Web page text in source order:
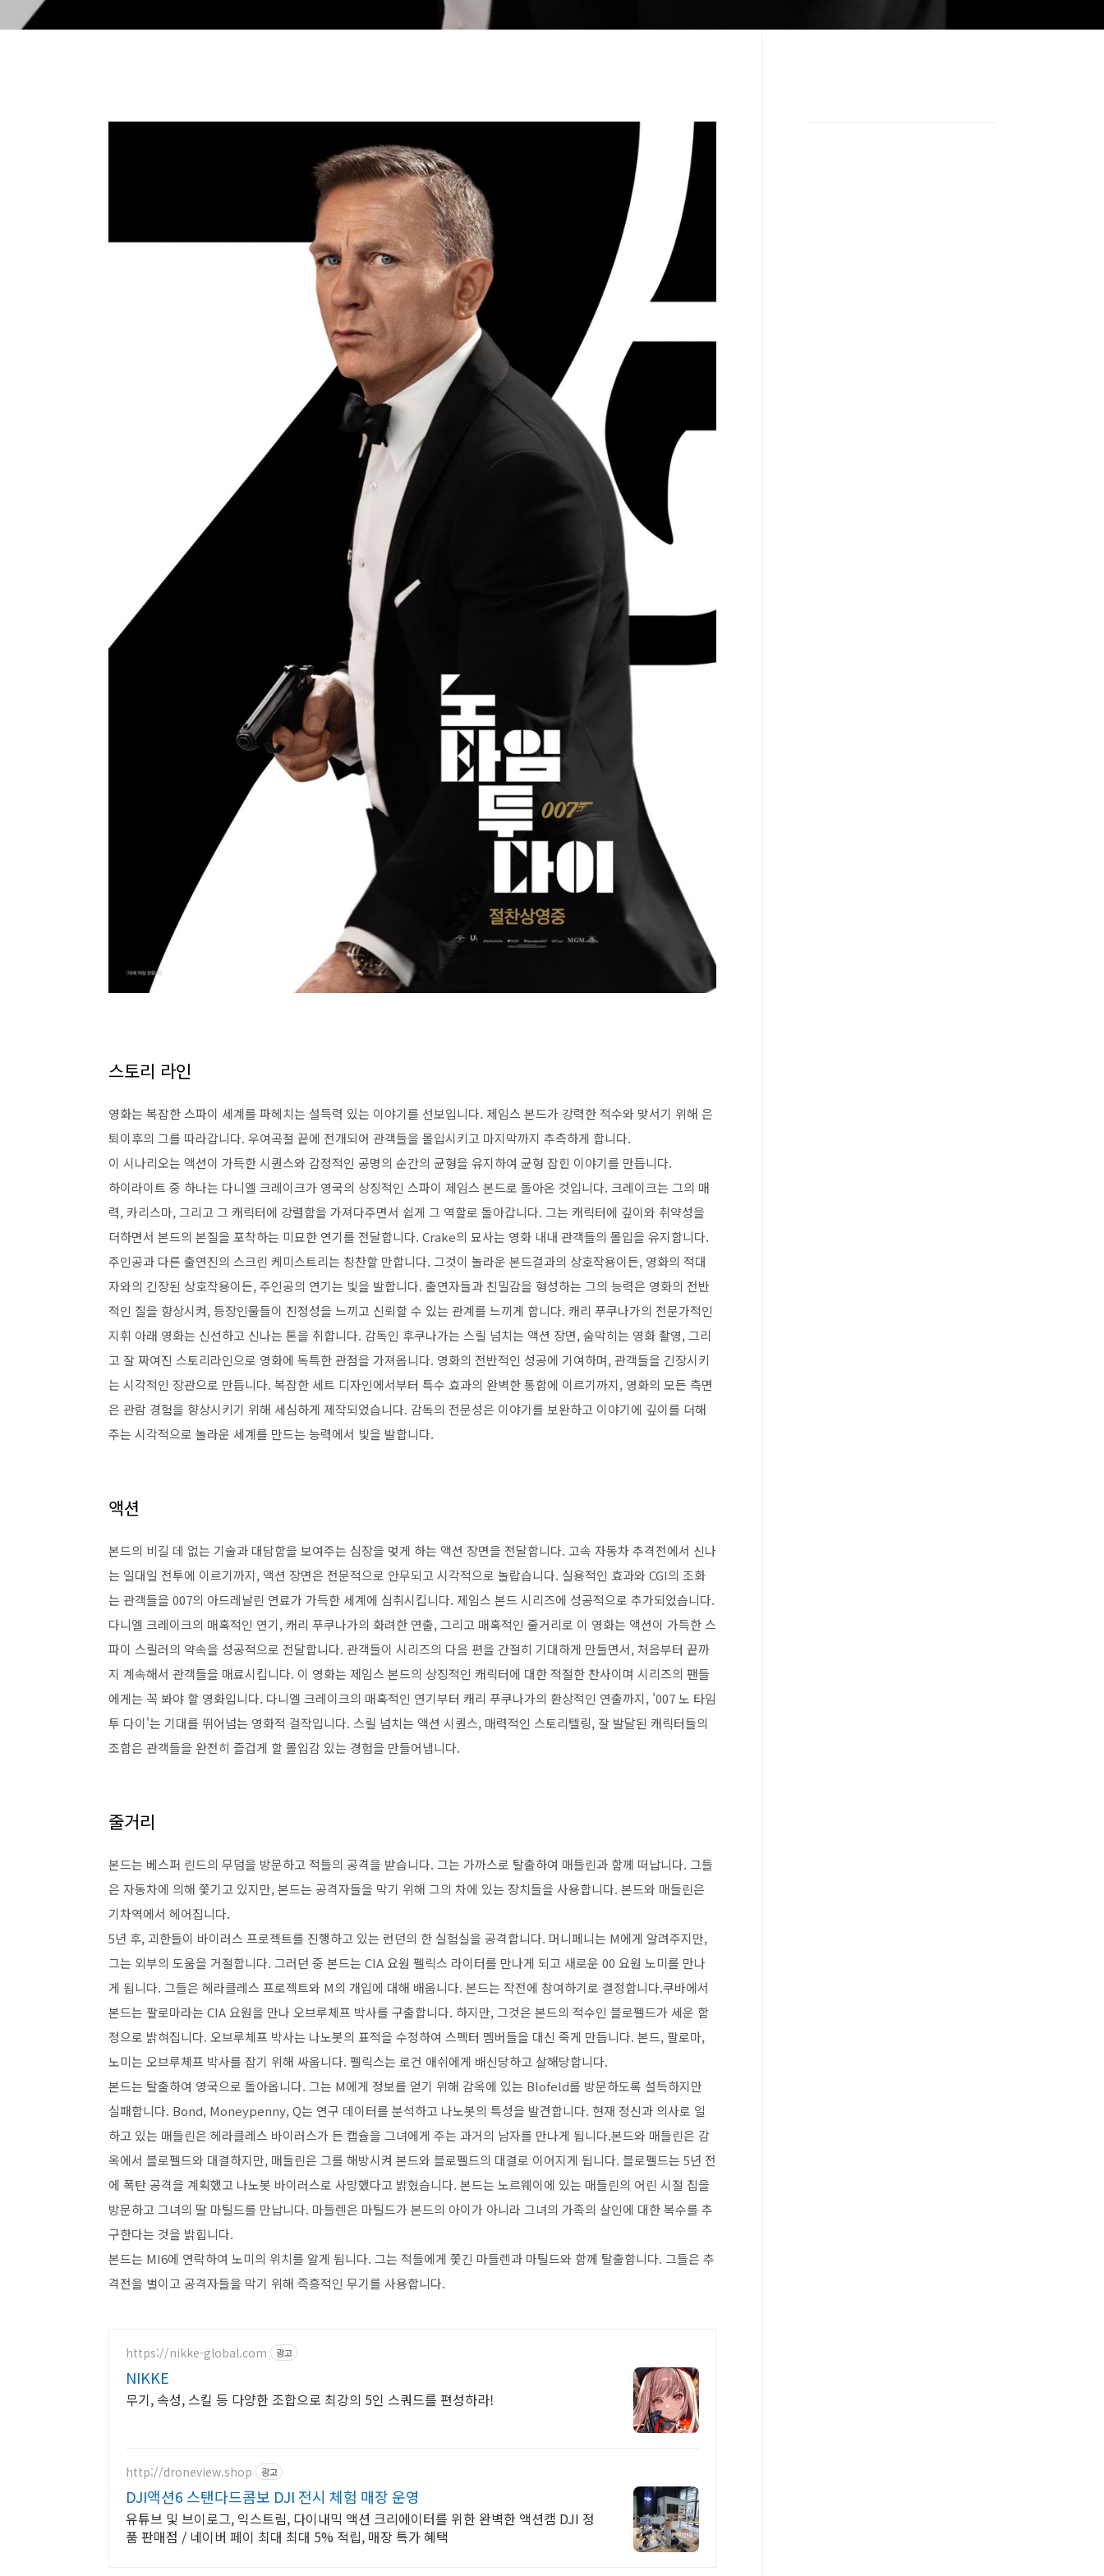
스토리 라인
영화는 복잡한 스파이 세계를 파헤치는 설득력 있는 이야기를 선보입니다. 제임스 본드가 강력한 적수와 맞서기 위해 은
퇴이후의 그를 따라갑니다. 우여곡절 끝에 전개되어 관객들을 몰입시키고 마지막까지 추측하게 합니다.
이 시나리오는 액션이 가득한 시퀀스와 감정적인 공명의 순간의 균형을 유지하여 균형 잡힌 이야기를 만듭니다.
하이라이트 중 하나는 다니엘 크레이크가 영국의 상징적인 스파이 제임스 본드로 돌아온 것입니다. 크레이크는 그의 매
력, 카리스마, 그리고 그 캐릭터에 강렬함을 가져다주면서 쉽게 그 역할로 돌아갑니다. 그는 캐릭터에 깊이와 취약성을
더하면서 본드의 본질을 포착하는 미묘한 연기를 전달합니다. Crake의 묘사는 영화 내내 관객들의 몰입을 유지합니다.
주인공과 다른 출연진의 스크린 케미스트리는 칭찬할 만합니다. 그것이 놀라운 본드걸과의 상호작용이든, 영화의 적대
자와의 긴장된 상호작용이든, 주인공의 연기는 빛을 발합니다. 출연자들과 친밀감을 형성하는 그의 능력은 영화의 전반
적인 질을 향상시켜, 등장인물들이 진정성을 느끼고 신뢰할 수 있는 관계를 느끼게 합니다. 캐리 푸쿠나가의 전문가적인
지휘 아래 영화는 신선하고 신나는 톤을 취합니다. 감독인 후쿠나가는 스릴 넘치는 액션 장면, 숨막히는 영화 촬영, 그리
고 잘 짜여진 스토리라인으로 영화에 독특한 관점을 가져옵니다. 영화의 전반적인 성공에 기여하며, 관객들을 긴장시키
는 시각적인 장관으로 만듭니다. 복잡한 세트 디자인에서부터 특수 효과의 완벽한 통합에 이르기까지, 영화의 모든 측면
은 관람 경험을 향상시키기 위해 세심하게 제작되었습니다. 감독의 전문성은 이야기를 보완하고 이야기에 깊이를 더해
주는 시각적으로 놀라운 세계를 만드는 능력에서 빛을 발합니다.
액션
본드의 비길 데 없는 기술과 대담함을 보여주는 심장을 멎게 하는 액션 장면을 전달합니다. 고속 자동차 추격전에서 신나
는 일대일 전투에 이르기까지, 액션 장면은 전문적으로 안무되고 시각적으로 놀랍습니다. 실용적인 효과와 CGI의 조화
는 관객들을 007의 아드레날린 연료가 가득한 세계에 심취시킵니다. 제임스 본드 시리즈에 성공적으로 추가되었습니다.
다니엘 크레이크의 매혹적인 연기, 캐리 푸쿠나가의 화려한 연출, 그리고 매혹적인 줄거리로 이 영화는 액션이 가득한 스
파이 스릴러의 약속을 성공적으로 전달합니다. 관객들이 시리즈의 다음 편을 간절히 기대하게 만들면서, 처음부터 끝까
지 계속해서 관객들을 매료시킵니다. 이 영화는 제임스 본드의 상징적인 캐릭터에 대한 적절한 찬사이며 시리즈의 팬들
에게는 꼭 봐야 할 영화입니다. 다니엘 크레이크의 매혹적인 연기부터 캐리 푸쿠나가의 환상적인 연출까지, '007 노 타임
투 다이'는 기대를 뛰어넘는 영화적 걸작입니다. 스릴 넘치는 액션 시퀀스, 매력적인 스토리텔링, 잘 발달된 캐릭터들의
조합은 관객들을 완전히 즐겁게 할 몰입감 있는 경험을 만들어냅니다.
줄거리
본드는 베스퍼 린드의 무덤을 방문하고 적들의 공격을 받습니다. 그는 가까스로 탈출하여 매들린과 함께 떠납니다. 그들
은 자동차에 의해 쫓기고 있지만, 본드는 공격자들을 막기 위해 그의 차에 있는 장치들을 사용합니다. 본드와 매들린은
기차역에서 헤어집니다.
5년 후, 괴한들이 바이러스 프로젝트를 진행하고 있는 런던의 한 실험실을 공격합니다. 머니페니는 M에게 알려주지만,
그는 외부의 도움을 거절합니다. 그러던 중 본드는 CIA 요원 펠릭스 라이터를 만나게 되고 새로운 00 요원 노미를 만나
게 됩니다. 그들은 헤라클레스 프로젝트와 M의 개입에 대해 배웁니다. 본드는 작전에 참여하기로 결정합니다.쿠바에서
본드는 팔로마라는 CIA 요원을 만나 오브루체프 박사를 구출합니다. 하지만, 그것은 본드의 적수인 블로펠드가 세운 함
정으로 밝혀집니다. 오브루체프 박사는 나노봇의 표적을 수정하여 스펙터 멤버들을 대신 죽게 만듭니다. 본드, 팔로마,
노미는 오브루체프 박사를 잡기 위해 싸웁니다. 펠릭스는 로건 애쉬에게 배신당하고 살해당합니다.
본드는 탈출하여 영국으로 돌아옵니다. 그는 M에게 정보를 얻기 위해 감옥에 있는 Blofeld를 방문하도록 설득하지만
실패합니다. Bond, Moneypenny, Q는 연구 데이터를 분석하고 나노봇의 특성을 발견합니다. 현재 정신과 의사로 일
하고 있는 매들린은 헤라클레스 바이러스가 든 캡슐을 그녀에게 주는 과거의 남자를 만나게 됩니다.본드와 매들린은 감
옥에서 블로펠드와 대결하지만, 매들린은 그를 해방시켜 본드와 블로펠드의 대결로 이어지게 됩니다. 블로펠드는 5년 전
에 폭탄 공격을 계획했고 나노봇 바이러스로 사망했다고 밝혔습니다. 본드는 노르웨이에 있는 매들린의 어린 시절 집을
방문하고 그녀의 딸 마틸드를 만납니다. 마들렌은 마틸드가 본드의 아이가 아니라 그녀의 가족의 살인에 대한 복수를 추
구한다는 것을 밝힙니다.
본드는 MI6에 연락하여 노미의 위치를 알게 됩니다. 그는 적들에게 쫓긴 마들렌과 마틸드와 함께 탈출합니다. 그들은 추
격전을 벌이고 공격자들을 막기 위해 즉흥적인 무기를 사용합니다.
https://nikke-global.com 광고
NIKKE
무기, 속성, 스킬 등 다양한 조합으로 최강의 5인 스쿼드를 편성하라!
http://droneview.shop 광고
DJI액션6 스탠다드콤보 DJI 전시 체험 매장 운영
유튜브 및 브이로그, 익스트림, 다이내믹 액션 크리에이터를 위한 완벽한 액션캠 DJI 정
품 판매점 / 네이버 페이 최대 최대 5% 적립, 매장 특가 혜택